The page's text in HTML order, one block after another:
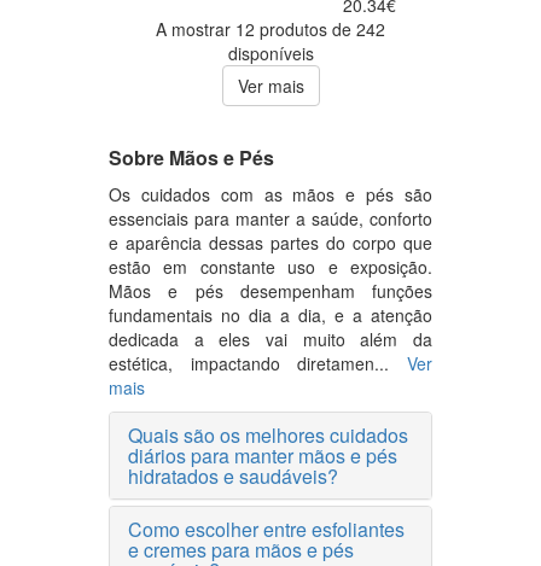
20.34€
A mostrar 12 produtos de 242
disponíveis
Ver mais
Sobre Mãos e Pés
Os cuidados com as mãos e pés são
essenciais para manter a saúde, conforto
e aparência dessas partes do corpo que
estão em constante uso e exposição.
Mãos e pés desempenham funções
fundamentais no dia a dia, e a atenção
dedicada a eles vai muito além da
estética, impactando diretamen... Ver
mais
Quais são os melhores cuidados
diários para manter mãos e pés
hidratados e saudáveis?
Como escolher entre esfoliantes
e cremes para mãos e pés